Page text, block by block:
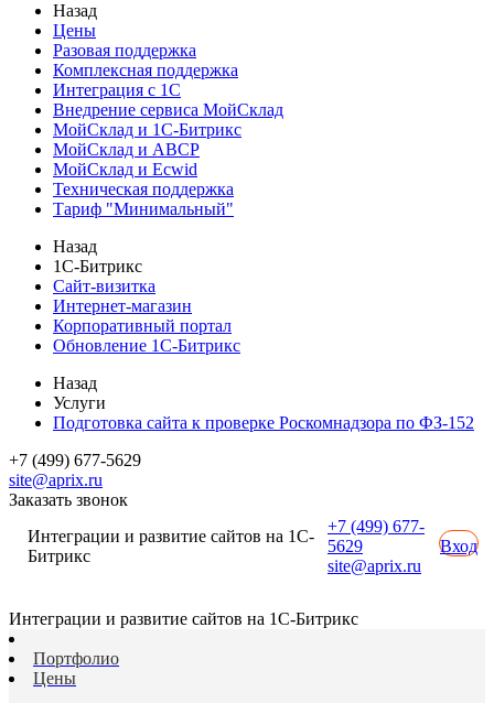
Назад
Цены
Разовая поддержка
Комплексная поддержка
Интеграция с 1С
Внедрение сервиса МойСклад
МойСклад и 1С-Битрикс
МойСклад и ABCP
МойСклад и Ecwid
Техническая поддержка
Тариф "Минимальный"
Назад
1С-Битрикс
Сайт-визитка
Интернет-магазин
Корпоративный портал
Обновление 1С-Битрикс
Назад
Услуги
Подготовка сайта к проверке Роскомнадзора по ФЗ-152
+7 (499) 677-5629
site@aprix.ru
Заказать звонок
Интеграции и развитие сайтов на 1С-
Битрикс
+7 (499) 677-
5629
site@aprix.ru
Вход
Интеграции и развитие сайтов на 1С-Битрикс
Портфолио
Цены